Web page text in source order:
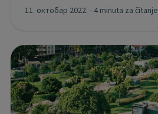
11. октобар 2022. - 4 minuta za čitanje